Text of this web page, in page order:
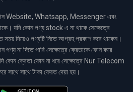
Website, Whatsapp, Messenger এবং
যদি কোন পণ্য stock এ না থাকে সেক্ষেত্রে
দিয়েও পণ্যটি নিতে আগ্রহ প্রকাশ করে থাকেন।
পণ্য না দিতে পারি সেক্ষেত্রে ক্রেতাকে ফোন করে
কোন ক্রেতা ফোন না ধরে সেক্ষেত্রে Nur Telecom
সাথে সাথে টাকা ফেরত দেয়া হয়।